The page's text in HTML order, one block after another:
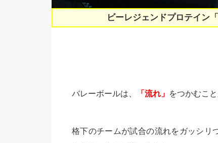
ビーレジェンドプロテイン
バレーボールは、 「流れ」 をつかむこ
格下のチームが試合の流れをガッシリ